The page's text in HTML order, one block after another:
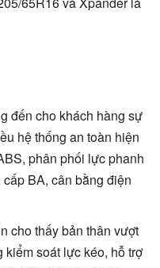
đến cho khách hàng sự
hệ thống an toàn hiện
phân phối lực phanh
BA, cân bằng điện
cho thấy bản thân vượt
kiểm soát lực kéo, hỗ trợ